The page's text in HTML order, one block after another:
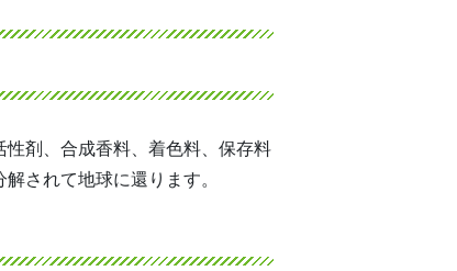
剤、合成香料、着色料、保存料
されて地球に還ります。